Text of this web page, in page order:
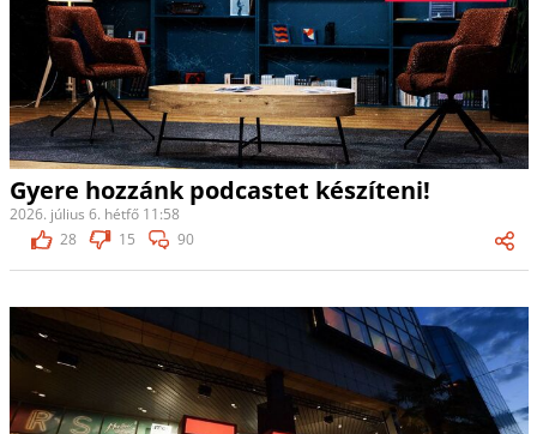
Gyere hozzánk podcastet készíteni!
2026. július 6. hétfő 11:58
28
15 90